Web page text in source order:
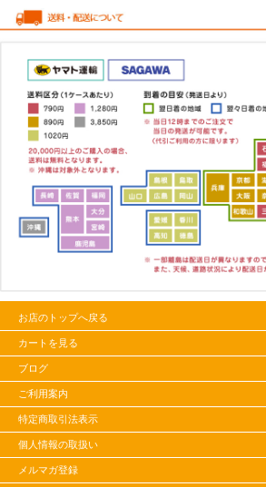
お店のトップへ戻る
カートを見る
ブログ
ご利用案内
特定商取引法表示
個人情報の取扱い
メルマガ登録